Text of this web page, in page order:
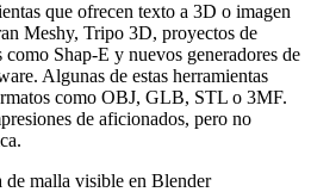
que ofrecen texto a 3D o imagen
Meshy, Tripo 3D, proyectos de
Shap-E y nuevos generadores de
Algunas de estas herramientas
como OBJ, GLB, STL o 3MF.
de aficionados, pero no